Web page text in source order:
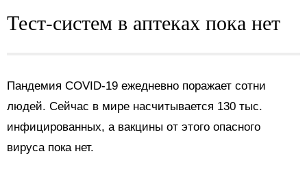
Тест-систем в аптеках пока нет
Пандемия COVID-19 ежедневно поражает сотни
людей. Сейчас в мире насчитывается 130 тыс.
инфицированных, а вакцины от этого опасного
вируса пока нет.